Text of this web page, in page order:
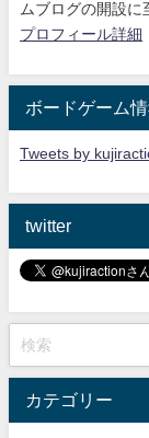
ムブログの開設に
プロフィール詳細
ボードゲーム
Tweets by
twitter
カテゴリー